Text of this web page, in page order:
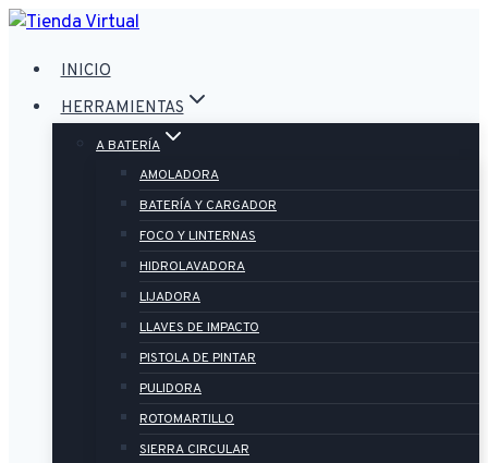
Saltar
contenido
INICIO
HERRAMIENTAS
A BATERÍA
AMOLADORA
BATERÍA Y CARGADOR
FOCO Y LINTERNAS
HIDROLAVADORA
LIJADORA
LLAVES DE IMPACTO
PISTOLA DE PINTAR
PULIDORA
ROTOMARTILLO
SIERRA CIRCULAR